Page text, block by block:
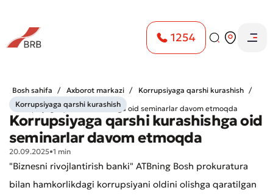
1254
Bosh sahifa Axborot markazi
Korrupsiyaga qarshi kurashish
Korrupsiyaga qarshi kurashishga oid seminarlar davom etmoqda
Korrupsiyaga qarshi kurashish
Korrupsiyaga qarshi kurashishga oid
seminarlar davom etmoqda
20.09.2025•1 min
"Biznesni rivojlantirish banki" ATBning Bosh prokuratura
bilan hamkorlikdagi korrupsiyani oldini olishga qaratilgan